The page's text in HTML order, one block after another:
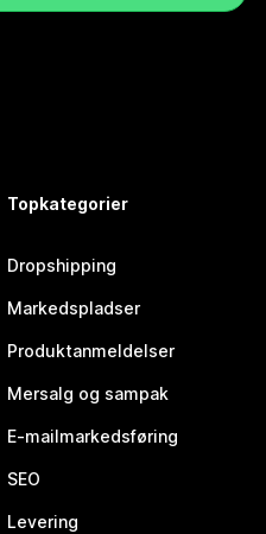
Topkategorier
Dropshipping
Markedspladser
Produktanmeldelser
Mersalg og sampak
E-mailmarkedsføring
SEO
Levering